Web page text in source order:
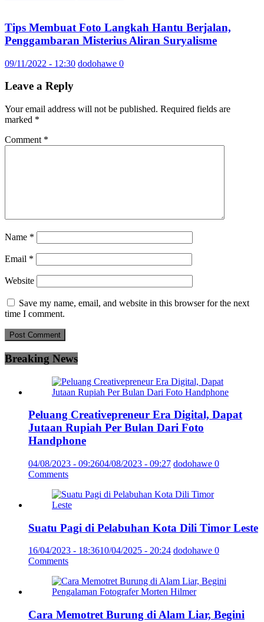
Tips Membuat Foto Langkah Hantu Berjalan,
Penggambaran Misterius Aliran Suryalisme
09/11/2022 - 12:30 dodohawe 0
Leave a Reply
Your email address will not be published. Required fields are
marked *
Comment *
Name *
Email *
Website
Save my name, email, and website in this browser for the next
time I comment.
Breaking News
Peluang Creativepreneur Era Digital, Dapat
Jutaan Rupiah Per Bulan Dari Foto
Handphone
04/08/2023 - 09:2604/08/2023 - 09:27 dodohawe 0
Comments
Suatu Pagi di Pelabuhan Kota Dili Timor Leste
16/04/2023 - 18:3610/04/2025 - 20:24 dodohawe 0
Comments
Cara Memotret Burung di Alam Liar, Begini